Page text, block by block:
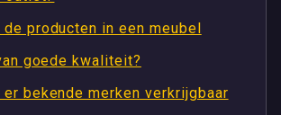
de producten in een meubel
goede kwaliteit?
er bekende merken verkrijgbaar